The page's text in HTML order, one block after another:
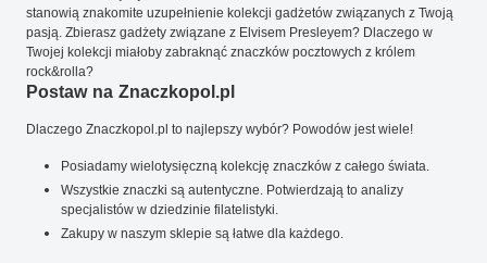
stanowią znakomite uzupełnienie kolekcji gadżetów związanych z Twoją
pasją. Zbierasz gadżety związane z Elvisem Presleyem? Dlaczego w
Twojej kolekcji miałoby zabraknąć znaczków pocztowych z królem
rock&rolla?
Postaw na Znaczkopol.pl
Dlaczego Znaczkopol.pl to najlepszy wybór? Powodów jest wiele!
Posiadamy wielotysięczną kolekcję znaczków z całego świata.
Wszystkie znaczki są autentyczne. Potwierdzają to analizy
specjalistów w dziedzinie filatelistyki.
Zakupy w naszym sklepie są łatwe dla każdego.